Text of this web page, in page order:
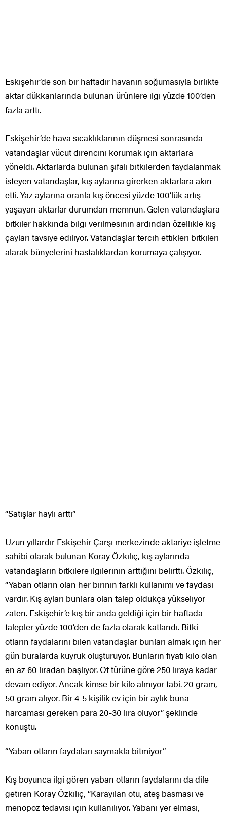
Eskişehir’de son bir haftadır havanın soğumasıyla birlikte
aktar dükkanlarında bulunan ürünlere ilgi yüzde 100’den
fazla arttı.
Eskişehir’de hava sıcaklıklarının düşmesi sonrasında
vatandaşlar vücut direncini korumak için aktarlara
yöneldi. Aktarlarda bulunan şifalı bitkilerden faydalanmak
isteyen vatandaşlar, kış aylarına girerken aktarlara akın
etti. Yaz aylarına oranla kış öncesi yüzde 100’lük artış
yaşayan aktarlar durumdan memnun. Gelen vatandaşlara
bitkiler hakkında bilgi verilmesinin ardından özellikle kış
çayları tavsiye ediliyor. Vatandaşlar tercih ettikleri bitkileri
alarak bünyelerini hastalıklardan korumaya çalışıyor.
“Satışlar hayli arttı”
Uzun yıllardır Eskişehir Çarşı merkezinde aktariye işletme
sahibi olarak bulunan Koray Özkılıç, kış aylarında
vatandaşların bitkilere ilgilerinin arttığını belirtti. Özkılıç,
“Yaban otların olan her birinin farklı kullanımı ve faydası
vardır. Kış ayları bunlara olan talep oldukça yükseliyor
zaten. Eskişehir’e kış bir anda geldiği için bir haftada
talepler yüzde 100’den de fazla olarak katlandı. Bitki
otların faydalarını bilen vatandaşlar bunları almak için her
gün buralarda kuyruk oluşturuyor. Bunların fiyatı kilo olan
en az 60 liradan başlıyor. Ot türüne göre 250 liraya kadar
devam ediyor. Ancak kimse bir kilo almıyor tabi. 20 gram,
50 gram alıyor. Bir 4-5 kişilik ev için bir aylık buna
harcaması gereken para 20-30 lira oluyor” şeklinde
konuştu.
“Yaban otların faydaları saymakla bitmiyor”
Kış boyunca ilgi gören yaban otların faydalarını da dile
getiren Koray Özkılıç, “Karayılan otu, ateş basması ve
menopoz tedavisi için kullanılıyor. Yabani yer elması,